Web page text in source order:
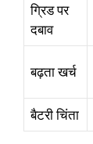
ग्रिड पर
दबाव
बढ़ता खर्च
बैटरी चिंता